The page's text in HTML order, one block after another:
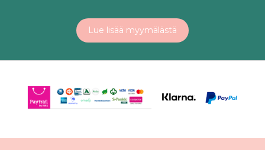
Lue lisää myymälästä